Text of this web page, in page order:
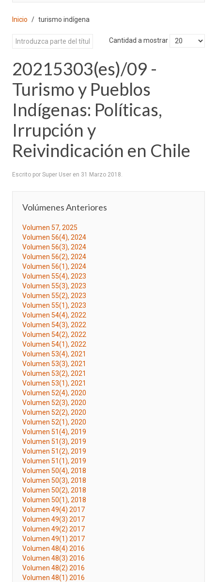
Inicio turismo indígena
Cantidad a mostrar
20215303(es)/09 -
Turismo y Pueblos
Indígenas: Políticas,
Irrupción y
Reivindicación en Chile
Escrito por Super User en 31 Marzo 2018.
Volúmenes Anteriores
Volumen 57, 2025
Volumen 56(4), 2024
Volumen 56(3), 2024
Volumen 56(2), 2024
Volumen 56(1), 2024
Volumen 55(4), 2023
Volumen 55(3), 2023
Volumen 55(2), 2023
Volumen 55(1), 2023
Volumen 54(4), 2022
Volumen 54(3), 2022
Volumen 54(2), 2022
Volumen 54(1), 2022
Volumen 53(4), 2021
Volumen 53(3), 2021
Volumen 53(2), 2021
Volumen 53(1), 2021
Volumen 52(4), 2020
Volumen 52(3), 2020
Volumen 52(2), 2020
Volumen 52(1), 2020
Volumen 51(4), 2019
Volumen 51(3), 2019
Volumen 51(2), 2019
Volumen 51(1), 2019
Volumen 50(4), 2018
Volumen 50(3), 2018
Volumen 50(2), 2018
Volumen 50(1), 2018
Volumen 49(4) 2017
Volumen 49(3) 2017
Volumen 49(2) 2017
Volumen 49(1) 2017
Volumen 48(4) 2016
Volumen 48(3) 2016
Volumen 48(2) 2016
Volumen 48(1) 2016